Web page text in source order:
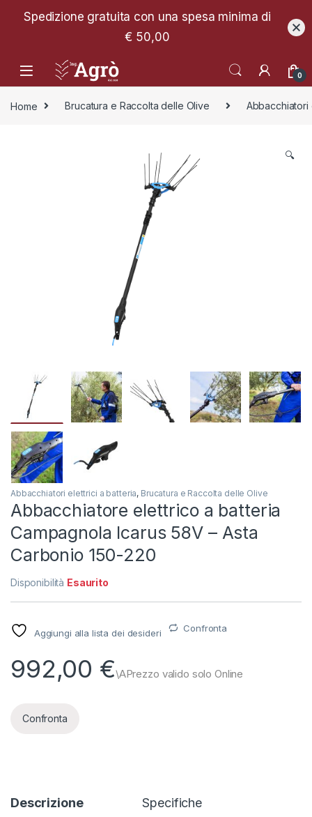
0
Home Brucatura e Raccolta delle Olive Abbacchiatori
🔍
Abbacchiatori elettrici a batteria, Brucatura e Raccolta delle Olive
Abbacchiatore elettrico a batteria
Campagnola Icarus 58V – Asta
Carbonio 150-220
Disponibilità Esaurito
Aggiungi alla lista dei desideri Confronta
992,00 €
Confronta
Descrizione Specifiche
Spedizione gratuita con una spesa minima di
€ 50,00